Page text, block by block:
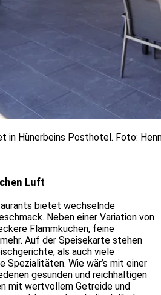
in Hünerbeins Posthotel. Foto:
Luft
bietet wechselnde
Neben einer Variation von
Flammkuchen, feine
Auf der Speisekarte stehen
als auch viele
Spezialitäten. Wie wär’s mit einer
gesunden und reichhaltigen
mit wertvollem Getreide und